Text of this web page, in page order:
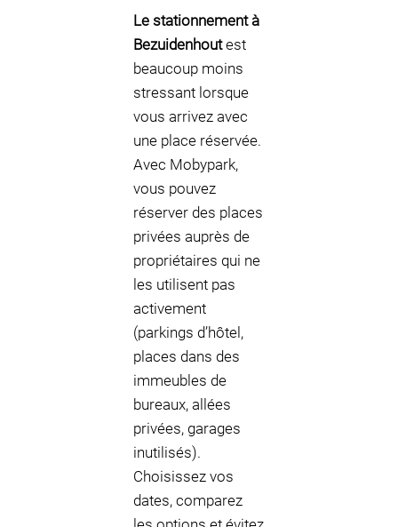
Le stationnement à
Bezuidenhoutest
beaucoup moins
stressant lorsque
vous arrivez avec
une place réservée.
Avec Mobypark,
vous pouvez
réserver des places
privées auprès de
propriétaires qui ne
les utilisent pas
activement
(parkings d’hôtel,
places dans des
immeubles de
bureaux, allées
privées, garages
inutilisés).
Choisissez vos
dates, comparez